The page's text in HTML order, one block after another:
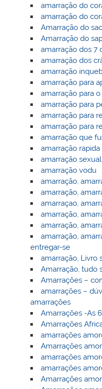
amarração do
amarração do
Amarração do
Amarração do
amarração dos 7
amarração dos
amarração
amarração para
amarração para
amarração para
amarração para
amarração para
amarração que
amarração rapida
amarração sexual
amarração vodu
amarração,
amarração,
amarraçao,
amarração,
amarração,
amarração,
entregar-se
amarração, Livro
Amarração, tudo
Amarrações –
amarrações –
amarrações
Amarrações -As
Amarrações
amarrações
Amarrações
amarrações
amarrações
Amarrações